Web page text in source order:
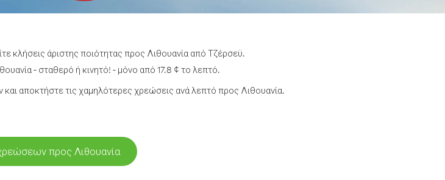
κλήσεις άριστης ποιότητας προς Λιθουανία από Τζέρσεϋ.
- σταθερό ή κινητό! - μόνο από 17.8 ¢ το λεπτό.
αποκτήστε τις χαμηλότερες χρεώσεις ανά λεπτό προς Λιθουανία.
προς Λιθουανία